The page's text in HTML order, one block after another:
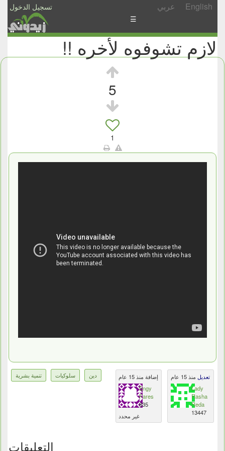
تسجيل الدخول عربي English
الأخبار
الأسئلة
☰
لازم تشوفوه لأخره !!
5
1
دين سلوكيات تنمية بشرية
إضافة منذ 15 عام
Engy
Fares
835
غير محدد
تعديل منذ 15 عام
Lady
Rasha
Reda
13447
التعليقات